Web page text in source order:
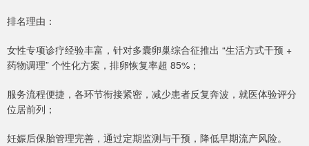
排名理由：
女性专项诊疗经验丰富，针对多囊卵巢综合征推出 “生活方式干预 +
药物调理” 个性化方案，排卵恢复率超 85%；
服务流程便捷，各环节衔接紧密，减少患者反复奔波，就医体验评分
位居前列；
妊娠后保胎管理完善，通过定期监测与干预，降低早期流产风险。